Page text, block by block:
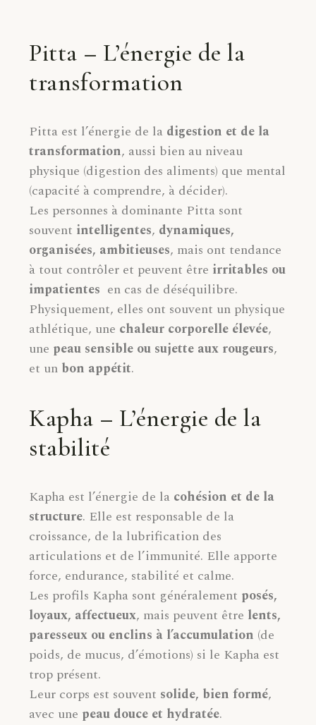
Pitta – L’énergie de la
transformation
Pitta est l’énergie de la digestion et de la
transformation, aussi bien au niveau
physique (digestion des aliments) que mental
(capacité à comprendre, à décider).
Les personnes à dominante Pitta sont
souvent intelligentes, dynamiques,
organisées, ambitieuses, mais ont tendance
à tout contrôler et peuvent être irritables ou
impatientes en cas de déséquilibre.
Physiquement, elles ont souvent un physique
athlétique, une chaleur corporelle élevée,
une peau sensible ou sujette aux rougeurs,
et un bon appétit.
Kapha – L’énergie de la
stabilité
Kapha est l’énergie de la cohésion et de la
structure. Elle est responsable de la
croissance, de la lubrification des
articulations et de l’immunité. Elle apporte
force, endurance, stabilité et calme.
Les profils Kapha sont généralement posés,
loyaux, affectueux, mais peuvent être lents,
paresseux ou enclins à l’accumulation (de
poids, de mucus, d’émotions) si le Kapha est
trop présent.
Leur corps est souvent solide, bien formé,
avec une peau douce et hydratée.